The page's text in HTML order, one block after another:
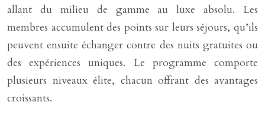
allant du milieu de gamme au luxe absolu. Les
membres accumulent des points sur leurs séjours, qu’ils
peuvent ensuite échanger contre des nuits gratuites ou
des expériences uniques. Le programme comporte
plusieurs niveaux élite, chacun offrant des avantages
croissants.